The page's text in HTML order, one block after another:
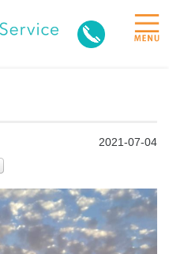
toggle
2021-07-04